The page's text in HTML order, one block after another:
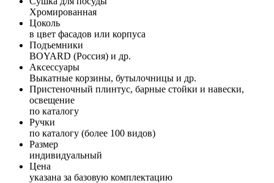
Хромированная
Цоколь
в цвет фасадов или корпуса
Подъемники
BOYARD (Россия) и др.
Аксессуары
Выкатные корзины, бутылочницы и др.
Пристеночный плинтус, барные стойки и навески,
освещение
по каталогу
Ручки
по каталогу (более 100 видов)
Размер
индивидуальный
Цена
указана за базовую комплектацию